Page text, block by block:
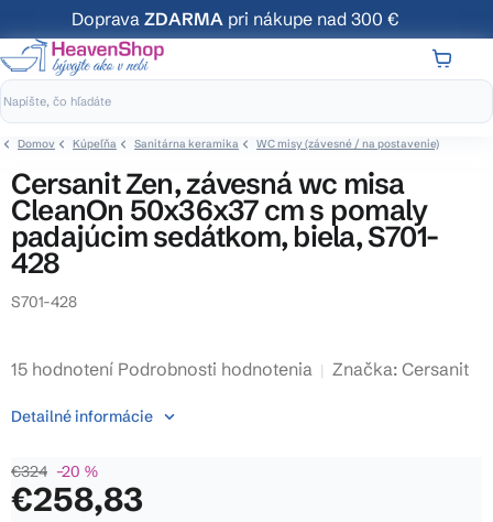
na
obsah
Doprava ZDARMA pri nákupe nad 300 €
Domov Kúpeľňa Sanitárna keramika WC misy (závesné / na postavenie)
Cersanit Zen, závesná wc misa
CleanOn 50x36x37 cm s pomaly
padajúcim sedátkom, biela, S701-
428
S701-428
Priemerné
produktu
4,1
z
15 hodnotení Podrobnosti hodnotenia Značka: Cersanit
€324 –20 %
€258,83
Detailné informácie